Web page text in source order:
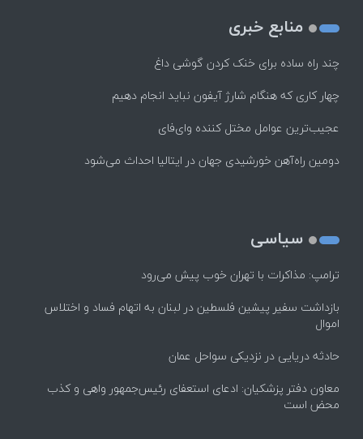
منابع خبری
چند راه‌ ساده برای خنک کردن گوشی داغ
چهار کاری که هنگام شارژ آیفون نباید انجام دهیم
عجیب‌ترین عوامل مختل کننده وای‌فای
دومین راه‌آهن خورشیدی جهان در ایتالیا احداث می‌شود
سیاسی
ترامپ: مذاکرات با تهران خوب پیش می‌رود
بازداشت سفیر پیشین فلسطین در لبنان به اتهام فساد و اختلاس
اموال
حادثه دریایی در نزدیکی سواحل عمان
معاون دفتر پزشکیان: ادعای استعفای رئیس‌جمهور واهی و کذب
محض است